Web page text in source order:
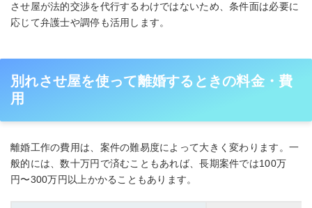
させ屋が法的交渉を代行するわけではないため、条件面は必要に
応じて弁護士や調停も活用します。
別れさせ屋を使って離婚するときの料金・費
用
離婚工作の費用は、案件の難易度によって大きく変わります。一
般的には、数十万円で済むこともあれば、長期案件では100万
円〜300万円以上かかることもあります。